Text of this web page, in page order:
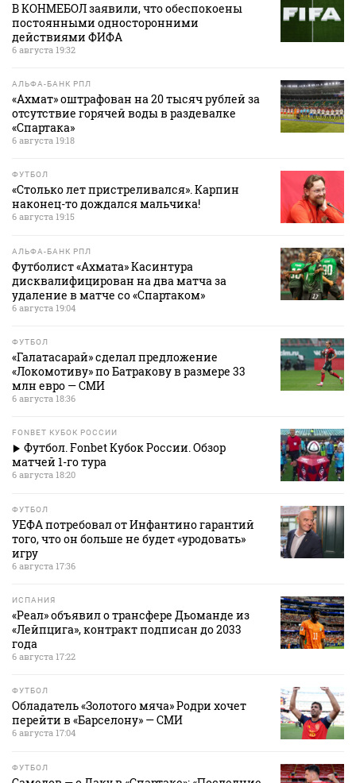
В КОНМЕБОЛ заявили, что обеспокоены
постоянными односторонними
действиями ФИФА
6 августа 19:32
АЛЬФА-БАНК РПЛ
«Ахмат» оштрафован на 20 тысяч рублей за
отсутствие горячей воды в раздевалке
«Спартака»
6 августа 19:18
ФУТБОЛ
«Столько лет пристреливался». Карпин
наконец-то дождался мальчика!
6 августа 19:15
АЛЬФА-БАНК РПЛ
Футболист «Ахмата» Касинтура
дисквалифицирован на два матча за
удаление в матче со «Спартаком»
6 августа 19:04
ФУТБОЛ
«Галатасарай» сделал предложение
«Локомотиву» по Батракову в размере 33
млн евро — СМИ
6 августа 18:36
FONBET КУБОК РОССИИ
Футбол. Fonbet Кубок России. Обзор
матчей 1-го тура
6 августа 18:20
ФУТБОЛ
УЕФА потребовал от Инфантино гарантий
того, что он больше не будет «уродовать»
игру
6 августа 17:36
ИСПАНИЯ
«Реал» объявил о трансфере Дьоманде из
«Лейпцига», контракт подписан до 2033
года
6 августа 17:22
ФУТБОЛ
Обладатель «Золотого мяча» Родри хочет
перейти в «Барселону» — СМИ
6 августа 17:04
ФУТБОЛ